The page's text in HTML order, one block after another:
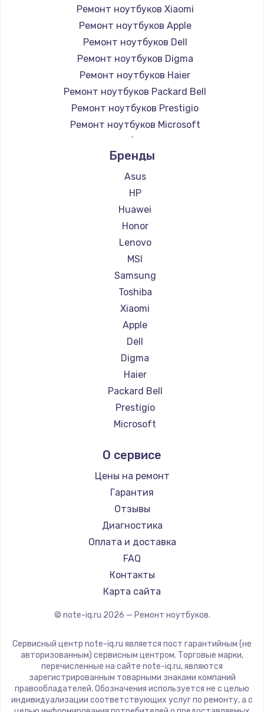
Ремонт ноутбуков Xiaomi
Ремонт ноутбуков Apple
Ремонт ноутбуков Dell
Ремонт ноутбуков Digma
Ремонт ноутбуков Haier
Ремонт ноутбуков Packard Bell
Ремонт ноутбуков Prestigio
Ремонт ноутбуков Microsoft
Ремонт ноутбуков Alienware
Ремонт ноутбуков Aquarius
Ремонт ноутбуков Gigabyte
Ремонт ноутбуков Aorus
Ремонт ноутбуков Maibenben
Ремонт ноутбуков Getac
Ремонт ноутбуков Epson
Ремонт ноутбуков Philips
Ремонт ноутбуков LG
Ремонт ноутбуков Panasonic
Ремонт ноутбуков Irbis
Ремонт ноутбуков Thunderobot
Ремонт ноутбуков Hasee
Ремонт ноутбуков ZTE
Ремонт ноутбуков Hiper
Ремонт ноутбуков Evga
Ремонт ноутбуков Google
Ремонт ноутбуков Echips
Ремонт ноутбуков Predator
Ремонт ноутбуков iru
Ремонт ноутбуков Machenike
Ремонт ноутбуков DEXP
Ремонт ноутбуков Teclast
Ремонт ноутбуков CHUWI
Ремонт ноутбуков Colorful
Бренды
Asus
HP
Huawei
Honor
Lenovo
MSI
Samsung
Toshiba
Xiaomi
Apple
Dell
Digma
Haier
Packard Bell
Prestigio
Microsoft
Aquarius
Gigabyte
Aorus
Maibenben
Getac
Epson
Philips
LG
Panasonic
ZTE
Hiper
Evga
Google
О сервисе
Цены на ремонт
Гарантия
Отзывы
Диагностика
Оплата и доставка
FAQ
Контакты
Карта сайта
© note-iq.ru 2026 — Ремонт ноутбуков.
Сервисный центр note-iq.ru является пост гарантийным (не
авторизованным) сервисным центром. Торговые марки,
перечисленные на сайте note-iq.ru, являются
зарегистрированным товарными знаками компаний
правообладателей. Обозначения используется не с целью
индивидуализации соответствующих услуг по ремонту, а с